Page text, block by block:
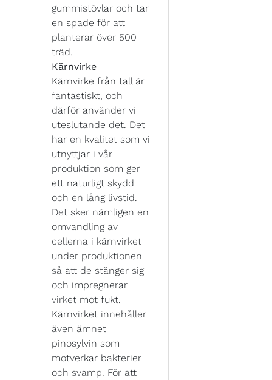
gummistövlar och tar
en spade för att
planterar över 500
träd.
Kärnvirke
Kärnvirke från tall är
fantastiskt, och
därför använder vi
uteslutande det. Det
har en kvalitet som vi
utnyttjar i vår
produktion som ger
ett naturligt skydd
och en lång livstid.
Det sker nämligen en
omvandling av
cellerna i kärnvirket
under produktionen
så att de stänger sig
och impregnerar
virket mot fukt.
Kärnvirket innehåller
även ämnet
pinosylvin som
motverkar bakterier
och svamp. För att